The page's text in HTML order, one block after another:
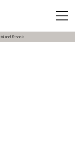
and Stone>